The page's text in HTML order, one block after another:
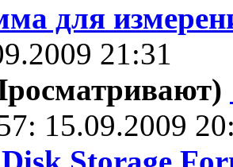
для
21:31
15.09.2009